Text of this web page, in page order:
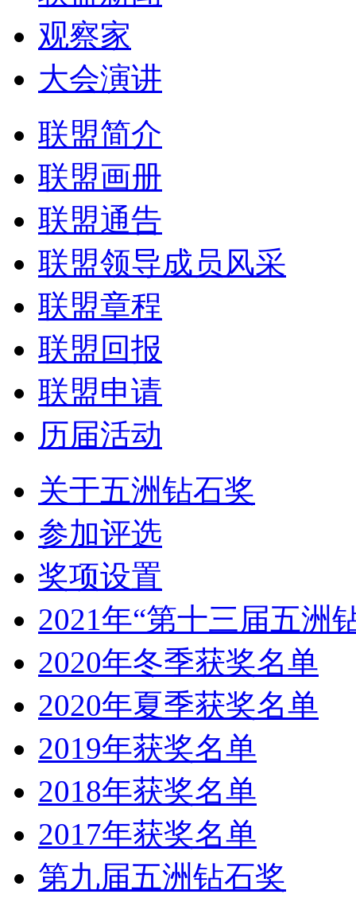
观察家
大会演讲
联盟简介
联盟画册
联盟通告
联盟领导成员风采
联盟章程
联盟回报
联盟申请
历届活动
关于五洲钻石奖
参加评选
奖项设置
2021年“第十三届五洲
2020年冬季获奖名单
2020年夏季获奖名单
2019年获奖名单
2018年获奖名单
2017年获奖名单
第九届五洲钻石奖